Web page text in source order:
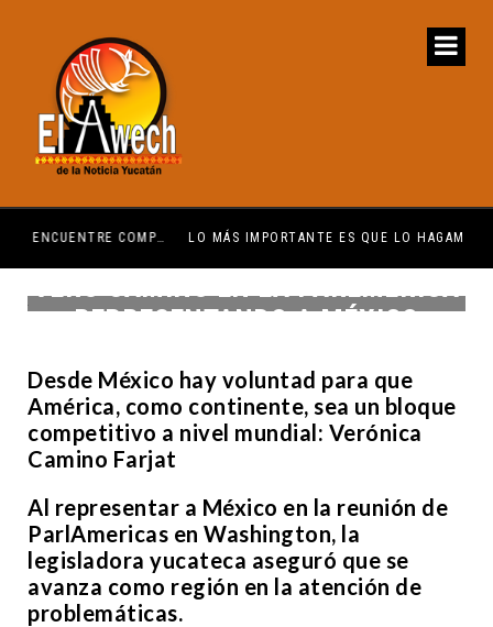
LO MÁS IMPORTANTE ES QUE LO HAGAMOS EN EQUIPO: CPL
VERO CAMINO EN LA PARLMERICA
REPRESENTANDO A MÉXICO
Desde México hay voluntad para que
América, como continente, sea un bloque
competitivo a nivel mundial: Verónica
Camino Farjat
Al representar a México en la reunión de
ParlAmericas en Washington, la
legisladora yucateca aseguró que se
avanza como región en la atención de
problemáticas.